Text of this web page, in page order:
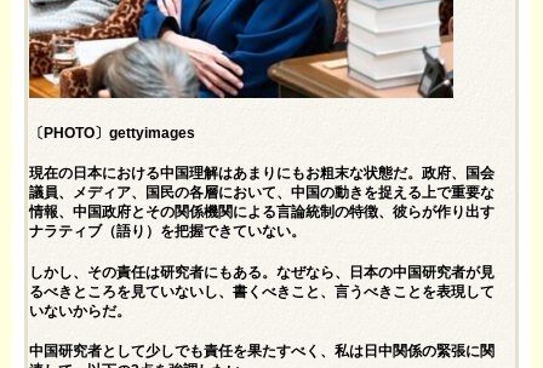
〔PHOTO〕gettyimages
現在の日本における中国理解はあまりにもお粗末な状態だ。政府、国会
議員、メディア、国民の各層において、中国の動きを捉える上で重要な
情報、中国政府とその関係機関による言論統制の特徴、彼らが作り出す
ナラティブ（語り）を把握できていない。
しかし、その責任は研究者にもある。なぜなら、日本の中国研究者が見
るべきところを見ていないし、書くべきこと、言うべきことを表現して
いないからだ。
中国研究者として少しでも責任を果たすべく、私は日中関係の緊張に関